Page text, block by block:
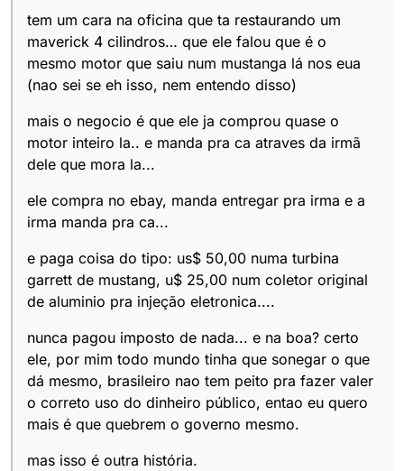
tem um cara na oficina que ta restaurando um
maverick 4 cilindros… que ele falou que é o
mesmo motor que saiu num mustanga lá nos eua
(nao sei se eh isso, nem entendo disso)
mais o negocio é que ele ja comprou quase o
motor inteiro la.. e manda pra ca atraves da irmã
dele que mora la...
ele compra no ebay, manda entregar pra irma e a
irma manda pra ca...
e paga coisa do tipo: us$ 50,00 numa turbina
garrett de mustang, u$ 25,00 num coletor original
de aluminio pra injeção eletronica....
nunca pagou imposto de nada... e na boa? certo
ele, por mim todo mundo tinha que sonegar o que
dá mesmo, brasileiro nao tem peito pra fazer valer
o correto uso do dinheiro público, entao eu quero
mais é que quebrem o governo mesmo.
mas isso é outra história.